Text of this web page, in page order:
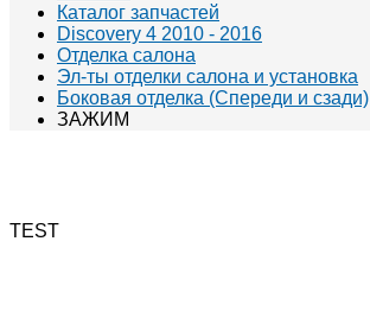
Каталог запчастей
Discovery 4 2010 - 2016
Отделка салона
Эл-ты отделки салона и установка
Боковая отделка (Спереди и сзади)
ЗАЖИМ
TEST